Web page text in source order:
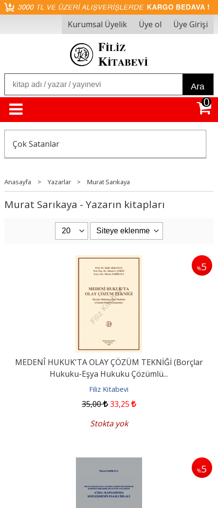
Kurumsal Üyelik Üye ol Üye Girişi
Ara
0
Çok Satanlar
Anasayfa > Yazarlar > Murat Sarıkaya
Murat Sarıkaya - Yazarın kitapları
%5
MEDENÎ HUKUK'TA OLAY ÇÖZÜM TEKNİĞİ (Borçlar
Hukuku-Eşya Hukuku Çözümlü...
Filiz Kitabevi
35,00 33,25
Stokta yok
%5